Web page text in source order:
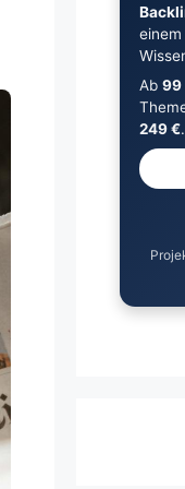
Ab 99
249 €.